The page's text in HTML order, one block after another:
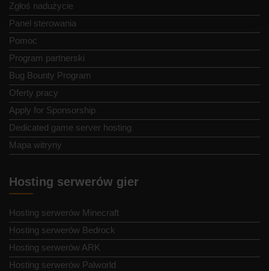
Zgłoś nadużycie
Panel sterowania
Pomoc
Program partnerski
Bug Bounty Program
Oferty pracy
Apply for Sponsorship
Dedicated game server hosting
Mapa witryny
Hosting serwerów gier
Hosting serwerów Minecraft
Hosting serwerów Bedrock
Hosting serwerów ARK
Hosting serwerów Palworld